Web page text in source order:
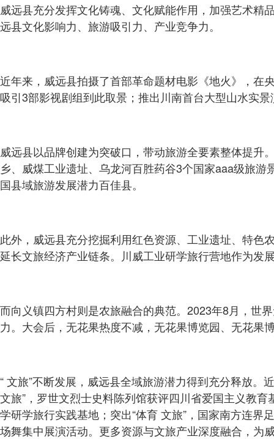
威远县充分发挥文化铸魂、文化赋能作用，加强艺术
远县文化影响力、旅游吸引力、产业竞争力。
近年来，威远县拍摄了首部革命题材电影《地火》，在
吸引3部影视剧组到此取景；推出川南首台大型山水实
威远县以品牌创建为突破口，带动旅游全要素整体提
乡、威煤工业遗址、乌龙河百胜药谷3个国家aaa级旅
国县域旅游发展潜力百佳县。
此外，威远县充分挖掘利用红色资源、工业遗址、特色
延长文旅经济产业链条。川威工业研学旅行营地作为发
而向义镇四方村则是农旅融合的典范。2023年8月，世
力。大会后，无花果热度不减，无花果博览园、无花果
“ 文旅”不断发展，威远县全域旅游潜力得到充分释放。
文旅”，罗世文烈士史料陈列馆获评四川省爱国主义教
学研学旅行实践基地；突出“体育 文旅”，国家南方连
场舞集中展演活动。更多资源与文旅产业深度融合，为